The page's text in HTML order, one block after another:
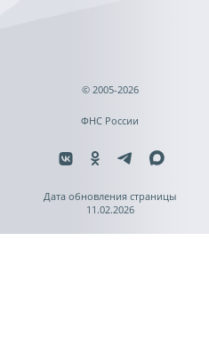
© 2005-2026
ФНС России
Дата обновления страницы
11.02.2026